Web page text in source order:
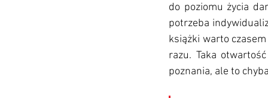
do poziomu życia
potrzeba
książki warto
razu. Taka
poznania, ale to